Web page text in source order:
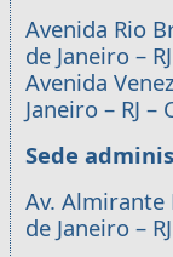
Avenida Rio
de Janeiro –
Avenida
Janeiro – RJ –
Sede
Av. Almirante
de Janeiro –